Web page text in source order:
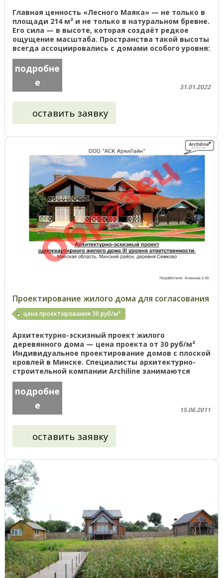
Главная ценность «Лесного Маяка» — не только в
площади 214 м² и не только в натуральном бревне.
Его сила — в высоте, которая создаёт редкое
ощущение масштаба. Пространства такой высоты
всегда ассоциировались с домами особого уровня:
резиденциями, ...
подробне
е
31.01.2022
оставить заявку
Проектирование жилого дома для согласования
цена проектирования 30 руб/м²
Архитектурно-эскизный проект жилого
деревянного дома — цена проекта от 30 руб/м²
Индивидуальное проектирование домов с плоской
кровлей в Минске. Специалисты архитектурно-
строительной компании Archiline занимаются
индивидуальным проектированием на ...
подробне
е
15.06.2011
оставить заявку